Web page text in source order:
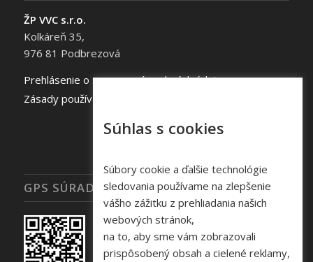
ŽP VVC s.r.o.
Kolkáreň 35,
976 81 Podbrezová
Prehlásenie o spracovaní osobných údajov
Zásady používania súborov cookie
GPS SÚRADNICE
Súhlas s cookies
Súbory cookie a ďalšie technológie
sledovania používame na zlepšenie
vášho zážitku z prehliadania našich
webových stránok,
na to, aby sme vám zobrazovali
prispôsobený obsah a cielené reklamy,